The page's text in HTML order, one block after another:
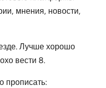
мнения, новости,
Лучше хорошо
вести 8.
прописать: